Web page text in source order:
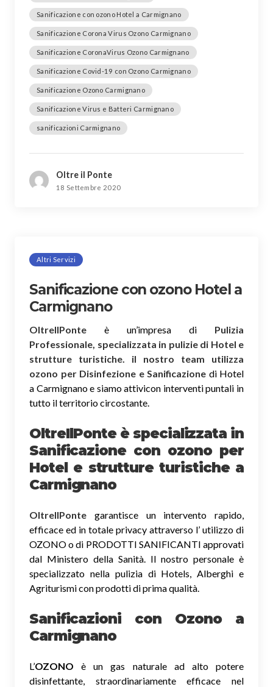
Sanificazione con ozono Hotel a Carmignano
Sanificazione Corona Virus Ozono Carmignano
Sanificazione CoronaVirus Ozono Carmignano
Sanificazione Covid-19 con Ozono Carmignano
Sanificazione Ozono Carmignano
Sanificazione Virus e Batteri Carmignano
sanificazioni Carmignano
Oltre il Ponte
18 Settembre 2020
Altri Servizi
Sanificazione con ozono Hotel a
Carmignano
OltreIlPonte è un’impresa di Pulizia
Professionale, specializzata in pulizie di Hotel e
strutture turistiche. il nostro team utilizza
ozono per Disinfezione e Sanificazione di Hotel
a Carmignano e siamo attivicon interventi puntali in
tutto il territorio circostante.
OltreIlPonte è specializzata in
Sanificazione con ozono per
Hotel e strutture turistiche a
Carmignano
OltreIlPonte garantisce un intervento rapido,
efficace ed in totale privacy attraverso l’ utilizzo di
OZONO o di PRODOTTI SANIFICANTI approvati
dal Ministero della Sanità. Il nostro personale è
specializzato nella pulizia di Hotels, Alberghi e
Agriturismi con prodotti di prima qualità.
Sanificazioni con Ozono a
Carmignano
L’OZONO è un gas naturale ad alto potere
disinfettante, straordinariamente efficace nel